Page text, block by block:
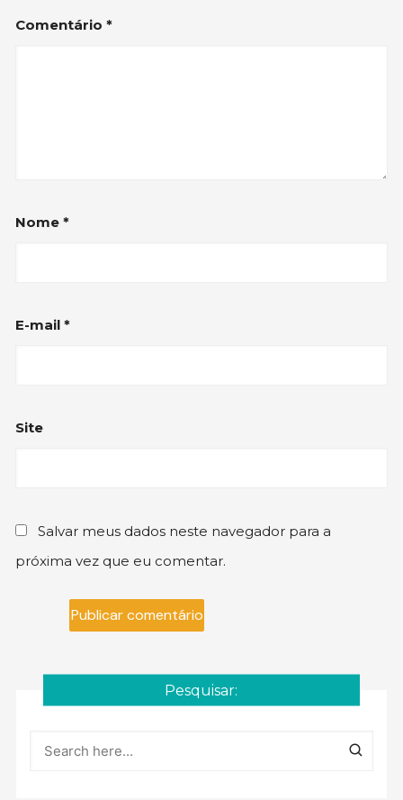
Comentário*
Nome*
E-mail*
Site
Salvar meus dados neste navegador para a
próxima vez que eu comentar.
Pesquisar: